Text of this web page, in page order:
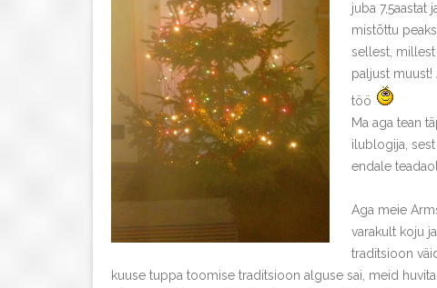
juba 7,5aastat
mistõttu
sellest,
paljust
töö
Ma aga tean
ilublogija,
endale
Aga meie
varakult koju
traditsioon
kuuse tuppa toomise traditsioon alguse sai, meid